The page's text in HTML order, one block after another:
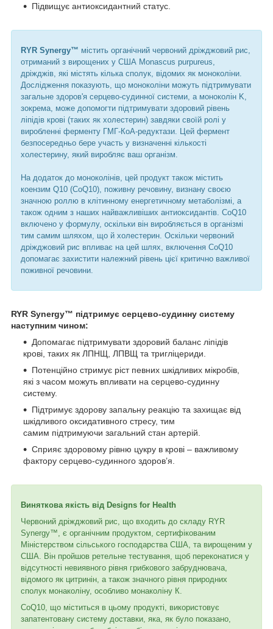
Підвищує антиоксидантний статус.
RYR Synergy™ містить органічний червоний дріжджовий рис,
отриманий з вирощених у США Monascus purpureus,
дріжджів, які містять кілька сполук, відомих як моноколіни.
Дослідження показують, що моноколіни можуть підтримувати
загальне здоров'я серцево-судинної системи, а моноколін K,
зокрема, може допомогти підтримувати здоровий рівень
ліпідів крові (таких як холестерин) завдяки своїй ролі у
виробленні ферменту ГМГ-КоА-редуктази. Цей фермент
безпосередньо бере участь у визначенні кількості
холестерину, який виробляє ваш організм.
На додаток до моноколінів, цей продукт також містить
коензим Q10 (CoQ10), поживну речовину, визнану своєю
значною роллю в клітинному енергетичному метаболізмі, а
також одним з наших найважливіших антиоксидантів. CoQ10
включено у формулу, оскільки він виробляється в організмі
тим самим шляхом, що й холестерин. Оскільки червоний
дріжджовий рис впливає на цей шлях, включення CoQ10
допомагає захистити належний рівень цієї критично важливої ​​
поживної речовини.
RYR Synergy™ підтримує серцево-судинну систему
наступним чином:
Допомагає підтримувати здоровий баланс ліпідів
крові, таких як ЛПНЩ, ЛПВЩ та тригліцериди.
Потенційно стримує ріст певних шкідливих мікробів,
які з часом можуть впливати на серцево-судинну
систему.
Підтримує здорову запальну реакцію та захищає від
шкідливого оксидативного стресу, тим
самим підтримуючи загальний стан артерій.
Сприяє здоровому рівню цукру в крові – важливому
фактору серцево-судинного здоров’я.
Виняткова якість від Designs for Health
Червоний дріжджовий рис, що входить до складу RYR
Synergy™, є органічним продуктом, сертифікованим
Міністерством сільського господарства США, та вирощеним у
США. Він пройшов ретельне тестування, щоб переконатися у
відсутності невиявного рівня грибкового забруднювача,
відомого як цитринін, а також значного рівня природних
сполук монаколіну, особливо монаколіну К.
CoQ10, що міститься в цьому продукті, використовує
запатентовану систему доставки, яка, як було показано,